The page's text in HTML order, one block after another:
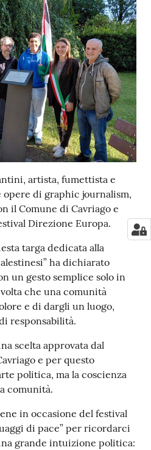
artista, fumettista e
di graphic journalism,
il Comune di Cavriago e
Direzione Europa.
targa dedicata alla
ha dichiarato
un gesto semplice solo in
che una comunità
e di dargli un luogo,
responsabilità.
scelta approvata dal
e per questo
politica, ma la coscienza
comunità.
in occasione del festival
di pace” per ricordarci
grande intuizione politica: